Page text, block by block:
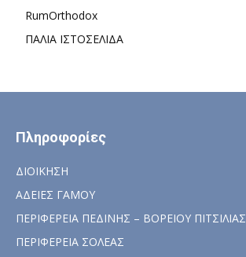
RumOrthodox
ΠΑΛΙΑ ΙΣΤΟΣΕΛΙΔΑ
Πληροφορίες
ΔΙΟΙΚΗΣΗ
ΑΔΕΙΕΣ ΓΑΜΟΥ
ΠΕΡΙΦΕΡΕΙΑ ΠΕΔΙΝΗΣ – ΒΟΡΕΙΟΥ ΠΙΤΣΙΛΙΑΣ
ΠΕΡΙΦΕΡΕΙΑ ΣΟΛΕΑΣ